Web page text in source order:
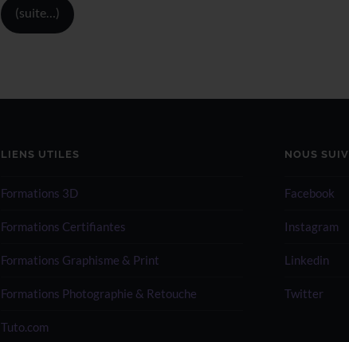
(suite…)
LIENS UTILES
Formations 3D
Formations Certifiantes
Formations Graphisme & Print
Formations Photographie & Retouche
Tuto.com
NOUS
Facebook
Instagram
Linkedin
Twitter